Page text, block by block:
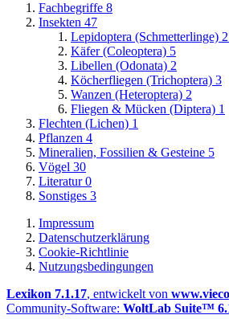
Fachbegriffe 8
Insekten 47
Lepidoptera (Schmetterlinge)
Käfer (Coleoptera) 5
Libellen (Odonata) 2
Köcherfliegen (Trichoptera) 3
Wanzen (Heteroptera) 2
Fliegen & Mücken (Diptera) 1
Flechten (Lichen) 1
Pflanzen 4
Mineralien, Fossilien & Gesteine 5
Vögel 30
Literatur 0
Sonstiges 3
Impressum
Datenschutzerklärung
Cookie-Richtlinie
Nutzungsbedingungen
Lexikon 7.1.17, entwickelt von
Community-Software: WoltLab Suite™